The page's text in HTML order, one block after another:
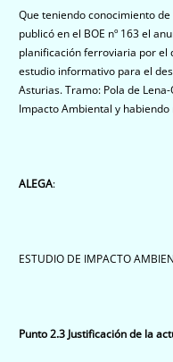
Que teniendo conocimiento
publicó en el BOE nº 163 el
planificación ferroviaria por el
estudio informativo para el
Asturias. Tramo: Pola de
Impacto Ambiental y
ALEGA:
ESTUDIO DE IMPACTO
Punto 2.3 Justificación de la